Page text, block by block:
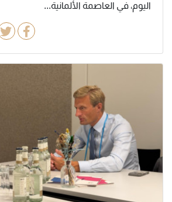
اليوم، في العاصمة الألمانية...